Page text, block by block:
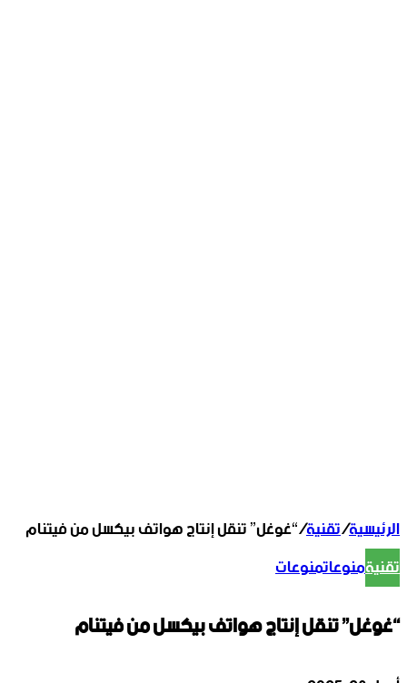
الرئيسية/تقنية/“غوغل” تنقل إنتاج هواتف بيكسل من فيتنام
تقنيةمنوعاتمنوعات
“غوغل” تنقل إنتاج هواتف بيكسل من فيتنام